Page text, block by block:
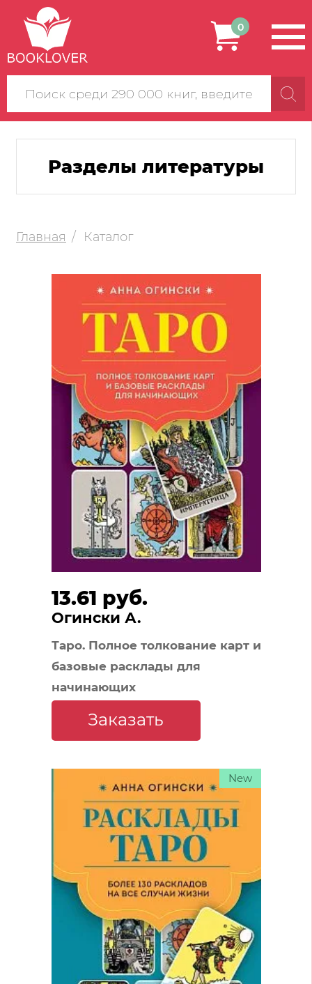
Поиск
по
сайту
0
Разделы литературы
Главная Каталог
13.61 руб.
Огински А.
Таро. Полное толкование карт и
базовые расклады для
начинающих
Заказать
New